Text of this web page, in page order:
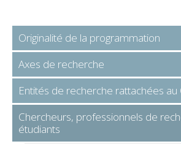
Originalité de la programmation
Axes de recherche
Entités de recherche rattachées au
Chercheurs, professionnels de
étudiants